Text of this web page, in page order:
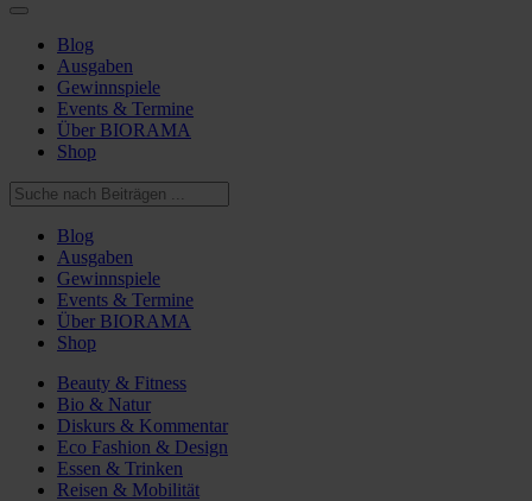
Blog
Ausgaben
Gewinnspiele
Events & Termine
Über BIORAMA
Shop
Blog
Ausgaben
Gewinnspiele
Events & Termine
Über BIORAMA
Shop
Beauty & Fitness
Bio & Natur
Diskurs & Kommentar
Eco Fashion & Design
Essen & Trinken
Reisen & Mobilität